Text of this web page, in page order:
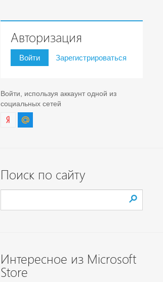
Авторизация
Войти Зарегистрироваться
Войти, используя аккаунт одной из
социальных сетей
Поиск по сайту
Интересное из Microsoft
Store